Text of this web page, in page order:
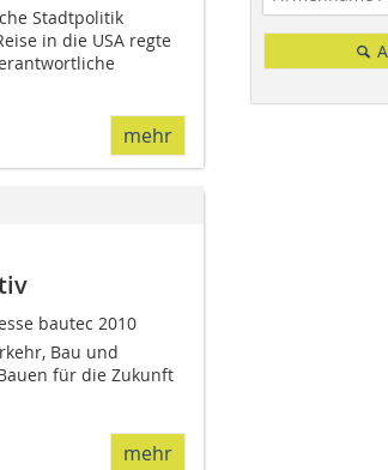
Stadtpolitik
in die USA regte
mehr
bautec 2010
Bau und
für die Zukunft 
mehr